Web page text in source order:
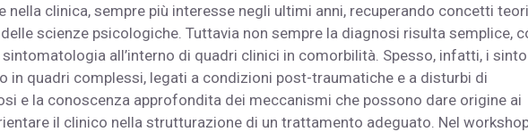
nella clinica, sempre più interesse negli ultimi anni, recuperando concetti
scienze psicologiche. Tuttavia non sempre la diagnosi risulta semplice,
all’interno di quadri clinici in comorbilità. Spesso, infatti, i
in quadri complessi, legati a condizioni post-traumatiche e a disturbi di
e la conoscenza approfondita dei meccanismi che possono dare origine ai
il clinico nella strutturazione di un trattamento adeguato. Nel